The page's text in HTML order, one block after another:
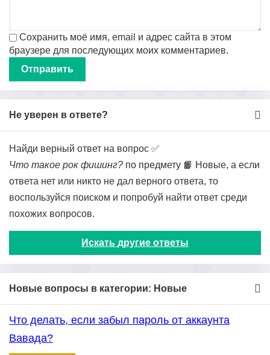
Сохранить моё имя, email и адрес сайта в этом
браузере для последующих моих комментариев.
Не уверен в ответе?
Найди верный ответ на вопрос ✅
Что такое рок фишинг? по предмету 📙 Новые, а если
ответа нет или никто не дал верного ответа, то
воспользуйся поиском и попробуй найти ответ среди
похожих вопросов.
Искать другие ответы
Новые вопросы в категории: Новые
Что делать, если забыл пароль от аккаунта
Вавада?